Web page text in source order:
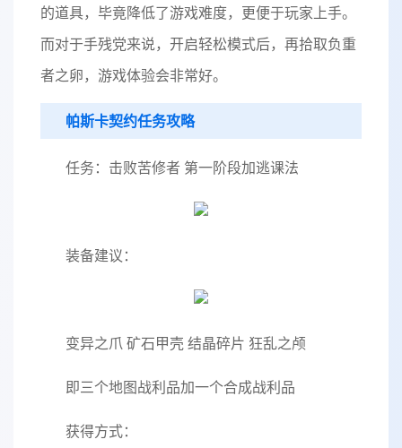
的道具，毕竟降低了游戏难度，更便于玩家上手。
而对于手残党来说，开启轻松模式后，再拾取负重
者之卵，游戏体验会非常好。
帕斯卡契约任务攻略
任务：击败苦修者 第一阶段加逃课法
装备建议：
变异之爪 矿石甲壳 结晶碎片 狂乱之颅
即三个地图战利品加一个合成战利品
获得方式：